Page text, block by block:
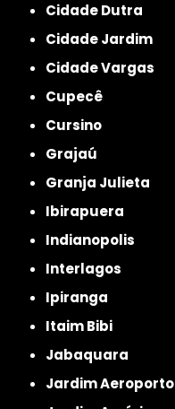
Cidade Dutra
Cidade Jardim
Cidade Vargas
Cupecê
Cursino
Grajaú
Granja Julieta
Ibirapuera
Indianopolis
Interlagos
Ipiranga
Itaim Bibi
Jabaquara
Jardim Aeroporto